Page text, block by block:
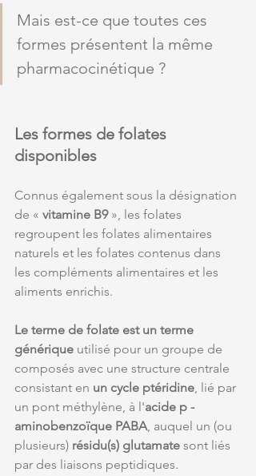
Mais est-ce que toutes ces
formes présentent la même
pharmacocinétique ?
Les formes de folates
disponibles
Connus également sous la désignation
de « vitamine B9 », les folates
regroupent les folates alimentaires
naturels et les folates contenus dans
les compléments alimentaires et les
aliments enrichis.
Le terme de folate est un terme
générique utilisé pour un groupe de
composés avec une structure centrale
consistant en un cycle ptéridine, lié par
un pont méthylène, à l'acide p -
aminobenzoïque PABA, auquel un (ou
plusieurs) résidu(s) glutamate sont liés
par des liaisons peptidiques.